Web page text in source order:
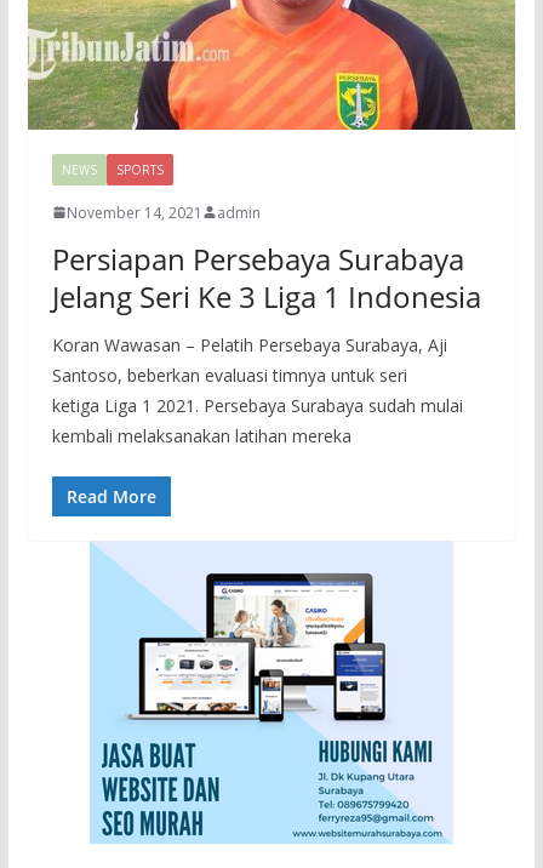
NEWS SPORTS
November 14, 2021 admin
Persiapan Persebaya Surabaya
Jelang Seri Ke 3 Liga 1 Indonesia
Koran Wawasan – Pelatih Persebaya Surabaya, Aji
Santoso, beberkan evaluasi timnya untuk seri
ketiga Liga 1 2021. Persebaya Surabaya sudah mulai
kembali melaksanakan latihan mereka
Read More